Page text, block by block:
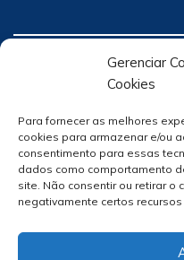
Gerenciar
Cookies
Para fornecer as melhores
cookies para armazenar e/ou
consentimento para essas
dados como comportamento
site. Não consentir ou retirar
negativamente certos